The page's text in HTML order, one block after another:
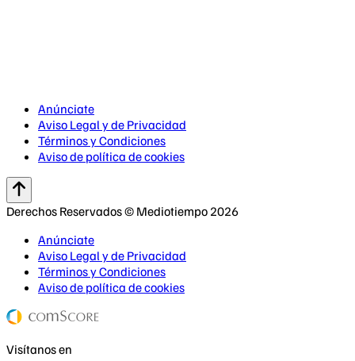
Anúnciate
Aviso Legal y de Privacidad
Términos y Condiciones
Aviso de política de cookies
Derechos Reservados © Mediotiempo 2026
Anúnciate
Aviso Legal y de Privacidad
Términos y Condiciones
Aviso de política de cookies
Visítanos en